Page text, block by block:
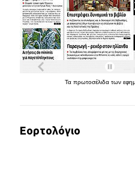
Τα πρωτοσέλιδα των
Εορτολόγιο